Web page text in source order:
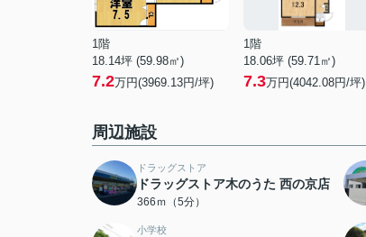
1階
18.14坪 (59.98㎡)
7.2万円(3969.13円/坪)
1階
18.06坪 (59.71㎡)
7.3万円(4042.08円/坪)
周辺施設
ドラッグストア
ドラッグストア木のうた 西の京店
366ｍ（5分）
小学校